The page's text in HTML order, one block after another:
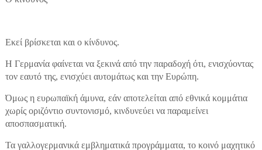
Εκεί βρίσκεται και ο κίνδυνος.
Η Γερμανία φαίνεται να ξεκινά από την παραδοχή ότι, ενισχύοντας
τον εαυτό της, ενισχύει αυτομάτως και την Ευρώπη.
Όμως η ευρωπαϊκή άμυνα, εάν αποτελείται από εθνικά κομμάτια
χωρίς οριζόντιο συντονισμό, κινδυνεύει να παραμείνει
αποσπασματική.
Τα γαλλογερμανικά εμβληματικά προγράμματα, το κοινό μαχητικό